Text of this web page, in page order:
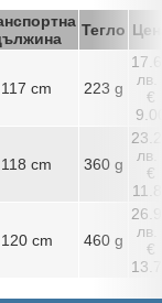
Тегло
117 cm 223 g
лв.
€
118 cm 360 g
лв.
€
120 cm 460 g
лв.
€